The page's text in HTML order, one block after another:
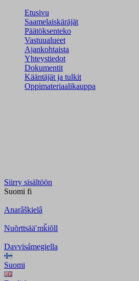
Etusivu
Saamelaiskäräjät
Päätöksenteko
Vastuualueet
Ajankohtaista
Yhteystiedot
Dokumentit
Kääntäjät ja tulkit
Oppimateriaalikauppa
Siirry sisältöön
Suomi fi
Anarâškielâ
Nuõrttsääʹmǩiõll
Davvisámegiella
Suomi